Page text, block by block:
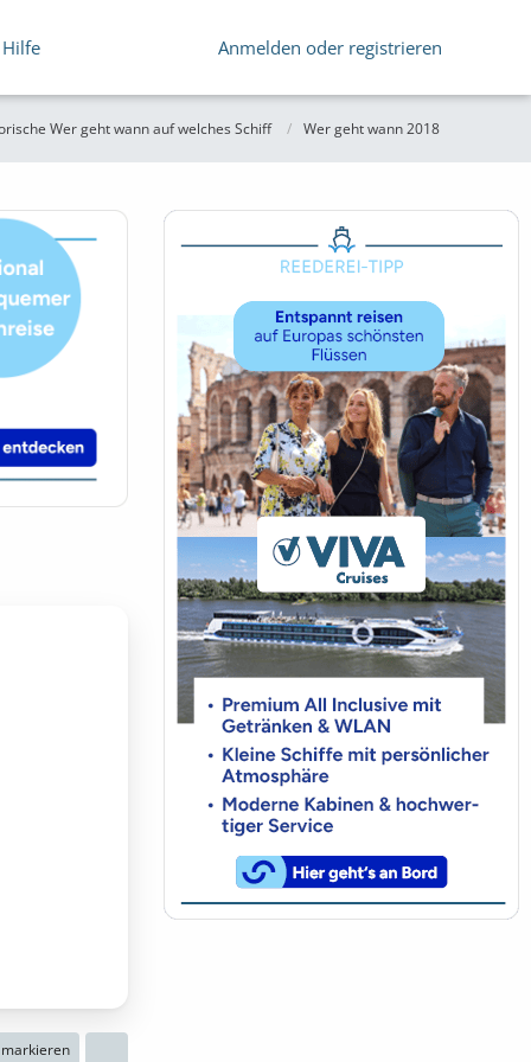
Hilfe Anmelden oder registrieren
Wer geht wann auf welches Schiff Wer geht wann 2018